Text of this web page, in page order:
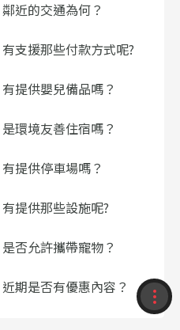
收藏
近的交通為何？
支援那些付款方式呢?
提供嬰兒備品嗎？
環境友善住宿嗎？
提供停車場嗎？
提供那些設施呢?
否允許攜帶寵物？
期是否有優惠內容？